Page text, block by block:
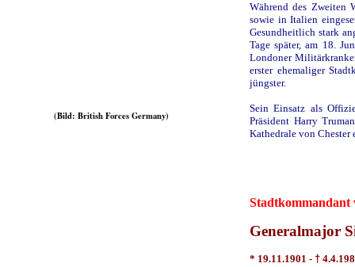
(Bild: British Forces Germany)
Während des Zweiten
sowie in Italien
Gesundheitlich stark
Tage später, am 18.
Londoner
erster ehemaliger
jüngster.
Sein Einsatz als
Präsident Harry
Kathedrale von Chester
Stadtkommandant
Generalmajor
* 19.11.1901 - †